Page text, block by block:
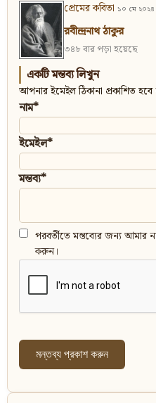
প্রেমের কবিতা ১০ মে ২০২৪
রবীন্দ্রনাথ ঠাকুর
৩৪৮ বার পড়া হয়েছে
একটি মন্তব্য লিখুন
আপনার ইমেইল ঠিকানা প্রকাশিত হবে
নাম*
ইমেইল*
মন্তব্য*
পরবর্তীতে মন্তব্যের জন্য আমার
করুন।